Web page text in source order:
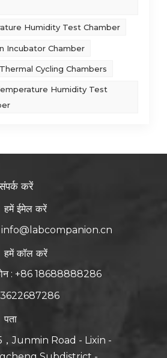
Humidity Test Chamber
Incubator Chamber
Cycling Chambers
Humidity Test
करें
हमें ईमेल करें
info@labcompanion.cn
हमें कॉल करें
: +86 18688888286
पता
，Junmin Road - Lixin -